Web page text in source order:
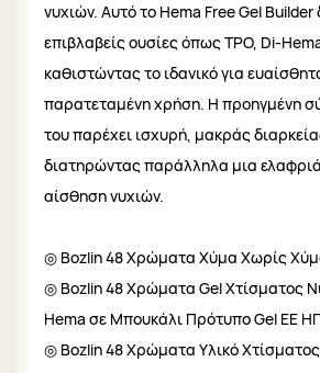
νυχιών. Αυτό το Hema Free Gel Builder
επιβλαβείς ουσίες όπως TPO, Di-
καθιστώντας το ιδανικό για
παρατεταμένη χρήση. Η προηγμένη
του παρέχει ισχυρή, μακράς
διατηρώντας παράλληλα μια
αίσθηση νυχιών.
◎ Bozlin 48 Χρώματα Χύμα Χωρίς
◎ Bozlin 48 Χρώματα Gel Χτίσματος
Hema σε Μπουκάλι Πρότυπο Gel ΕΕ
◎ Bozlin 48 Χρώματα Υλικό Χτίσματος